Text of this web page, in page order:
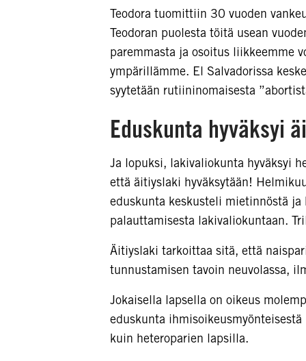
Teodora tuomittiin 30 vuoden
Teodoran puolesta töitä usean
paremmasta ja osoitus liikkeemme
ympärillämme. El Salvadorissa
syytetään rutiininomaisesta
Eduskunta hyväksyi
Ja lopuksi, lakivaliokunta hyväksyi
että äitiyslaki hyväksytään!
eduskunta keskusteli mietinnöstä
palauttamisesta lakivaliokuntaan.
Äitiyslaki tarkoittaa sitä, että
tunnustamisen tavoin neuvolassa,
Jokaisella lapsella on oikeus
eduskunta
kuin heteroparien lapsilla.